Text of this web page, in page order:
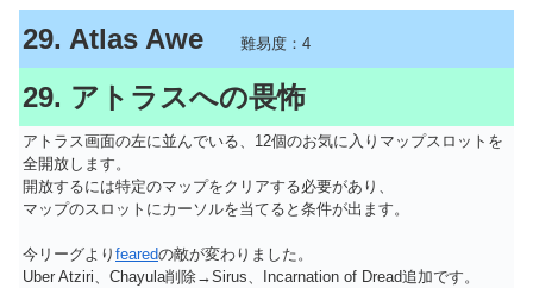
29. Atlas Awe 難易度：4
29. アトラスへの畏怖
アトラス画面の左に並んでいる、12個のお気に入りマップスロットを
全開放します。
開放するには特定のマップをクリアする必要があり、
マップのスロットにカーソルを当てると条件が出ます。
今リーグより fearedの敵が変わりました。
Uber Atziri、Chayula削除→Sirus、Incarnation of Dread追加です。